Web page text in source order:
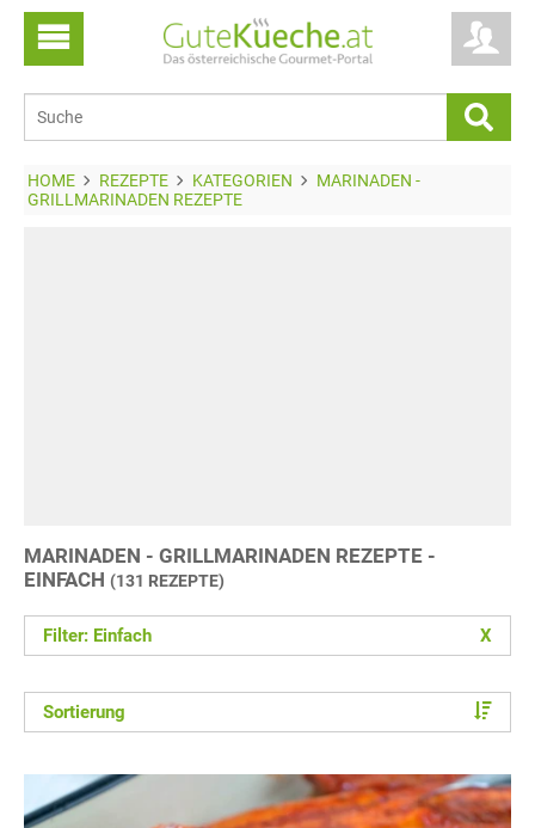
HOME REZEPTE KATEGORIEN
MARINADEN -
GRILLMARINADEN REZEPTE
MARINADEN - GRILLMARINADEN REZEPTE -
EINFACH (131 REZEPTE)
Filter: Einfach X
Sortierung